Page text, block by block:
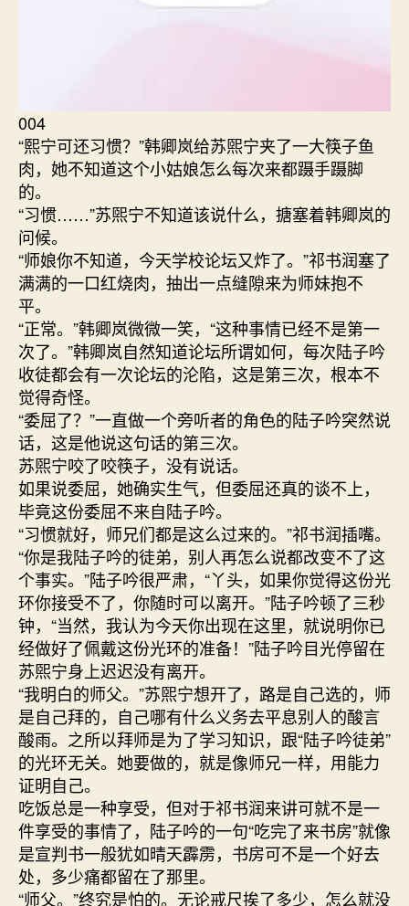
004
“熙宁可还习惯？”韩卿岚给苏煕宁夹了一大筷子鱼
肉，她不知道这个小姑娘怎么每次来都蹑手蹑脚
的。
“习惯……”苏煕宁不知道该说什么，搪塞着韩卿岚的
问候。
“师娘你不知道，今天学校论坛又炸了。”祁书润塞了
满满的一口红烧肉，抽出一点缝隙来为师妹抱不
平。
“正常。”韩卿岚微微一笑，“这种事情已经不是第一
次了。”韩卿岚自然知道论坛所谓如何，每次陆子吟
收徒都会有一次论坛的沦陷，这是第三次，根本不
觉得奇怪。
“委屈了？”一直做一个旁听者的角色的陆子吟突然说
话，这是他说这句话的第三次。
苏煕宁咬了咬筷子，没有说话。
如果说委屈，她确实生气，但委屈还真的谈不上，
毕竟这份委屈不来自陆子吟。
“习惯就好，师兄们都是这么过来的。”祁书润插嘴。
“你是我陆子吟的徒弟，别人再怎么说都改变不了这
个事实。”陆子吟很严肃，“丫头，如果你觉得这份光
环你接受不了，你随时可以离开。”陆子吟顿了三秒
钟，“当然，我认为今天你出现在这里，就说明你已
经做好了佩戴这份光环的准备！”陆子吟目光停留在
苏煕宁身上迟迟没有离开。
“我明白的师父。”苏煕宁想开了，路是自己选的，师
是自己拜的，自己哪有什么义务去平息别人的酸言
酸雨。之所以拜师是为了学习知识，跟“陆子吟徒弟”
的光环无关。她要做的，就是像师兄一样，用能力
证明自己。
吃饭总是一种享受，但对于祁书润来讲可就不是一
件享受的事情了，陆子吟的一句“吃完了来书房”就像
是宣判书一般犹如晴天霹雳，书房可不是一个好去
处，多少痛都留在了那里。
“师父。”终究是怕的。无论戒尺挨了多少，怎么就没